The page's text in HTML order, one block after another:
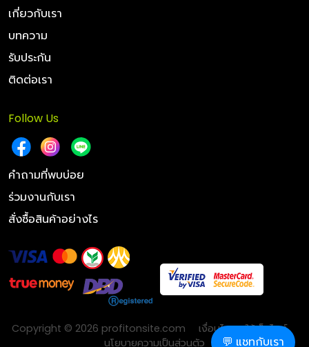
เกี่ยวกับเรา
บทความ
รับประกัน
ติดต่อเรา
Follow Us
คำถามที่พบบ่อย
ร่วมงานกับเรา
สั่งซื้อสินค้าอย่างไร
Copyright © 2026 profitonsite.com
เงื่อนไขการใช้เว็บไซต์
นโยบายความเป็นส่วนตัว
💬 แชทกับเรา